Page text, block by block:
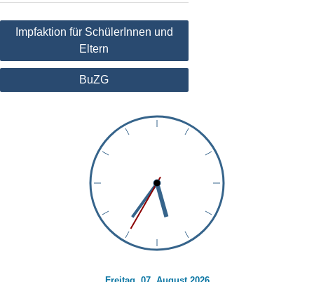
Beitragsnavigation
Impfaktion für SchülerInnen und
Eltern
BuZG